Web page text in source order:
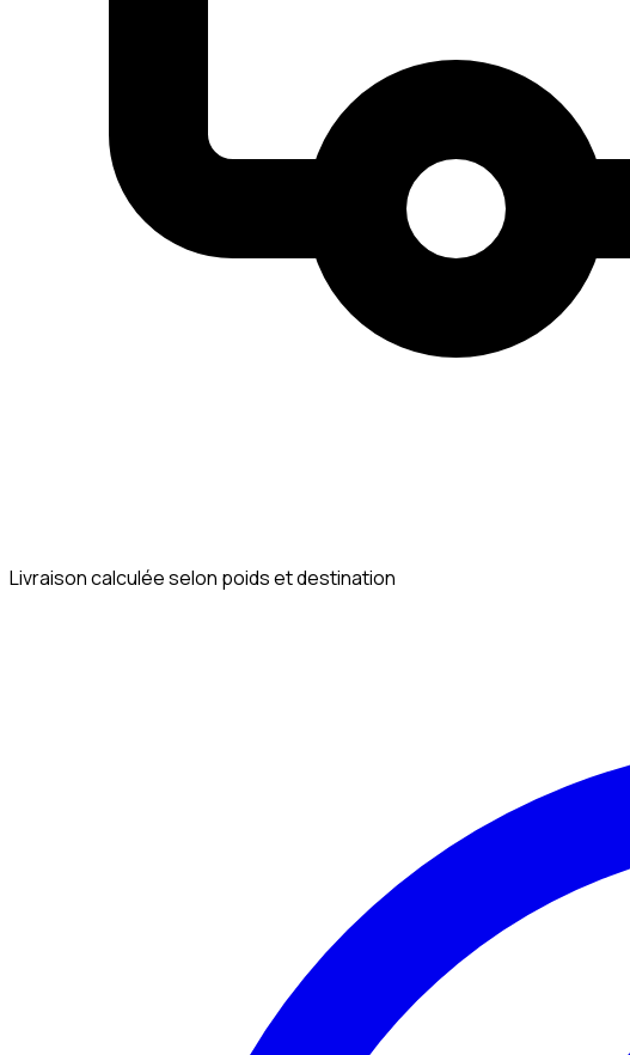
Livraison calculée selon poids et destination